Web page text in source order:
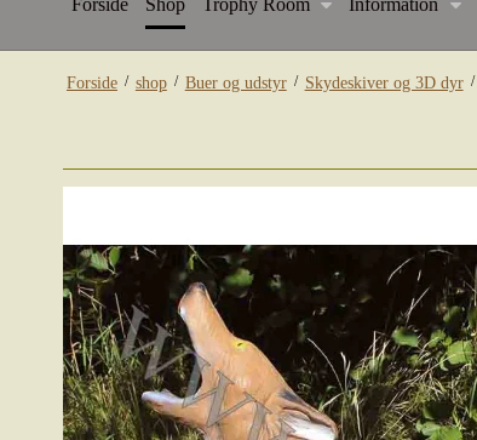
Forside Shop Trophy Room Information
Forside / shop / Buer og udstyr / Skydeskiver og 3D dyr /